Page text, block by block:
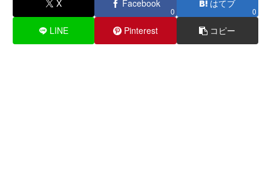
X Facebook
0
はてブ
0
LINE Pinterest コピー